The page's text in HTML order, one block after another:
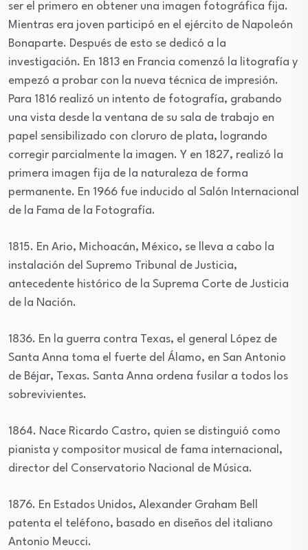
ser el primero en obtener una imagen fotográfica fija.
Mientras era joven participó en el ejército de Napoleón
Bonaparte. Después de esto se dedicó a la
investigación. En 1813 en Francia comenzó la litografía y
empezó a probar con la nueva técnica de impresión.
Para 1816 realizó un intento de fotografía, grabando
una vista desde la ventana de su sala de trabajo en
papel sensibilizado con cloruro de plata, logrando
corregir parcialmente la imagen. Y en 1827, realizó la
primera imagen fija de la naturaleza de forma
permanente. En 1966 fue inducido al Salón Internacional
de la Fama de la Fotografía.
1815. En Ario, Michoacán, México, se lleva a cabo la
instalación del Supremo Tribunal de Justicia,
antecedente histórico de la Suprema Corte de Justicia
de la Nación.
1836. En la guerra contra Texas, el general López de
Santa Anna toma el fuerte del Álamo, en San Antonio
de Béjar, Texas. Santa Anna ordena fusilar a todos los
sobrevivientes.
1864. Nace Ricardo Castro, quien se distinguió como
pianista y compositor musical de fama internacional,
director del Conservatorio Nacional de Música.
1876. En Estados Unidos, Alexander Graham Bell
patenta el teléfono, basado en diseños del italiano
Antonio Meucci.